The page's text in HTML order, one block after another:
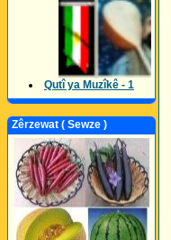
Qutî ya Muzîkê - 1
Zêrzewat ( Sewze )